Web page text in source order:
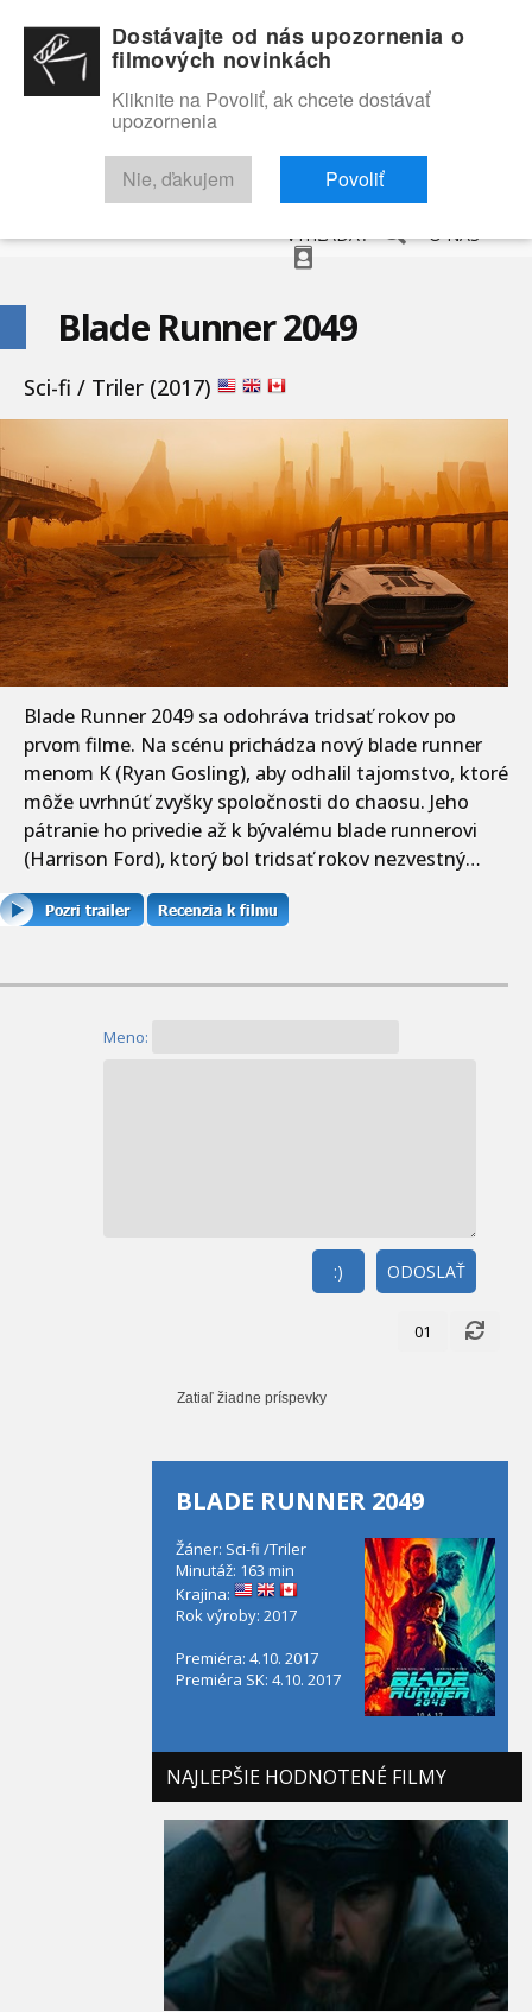
RECENZIE TRAILERY FILMOVÁ DATABÁZA
VYHĽADAŤ O NÁS
Blade Runner 2049
Sci-fi / Triler (2017)
Blade Runner 2049 sa odohráva tridsať rokov po
prvom filme. Na scénu prichádza nový blade runner
menom K (Ryan Gosling), aby odhalil tajomstvo, ktoré
môže uvrhnúť zvyšky spoločnosti do chaosu. Jeho
pátranie ho privedie až k bývalému blade runnerovi
(Harrison Ford), ktorý bol tridsať rokov nezvestný…
Meno:
ODOSLAŤ
:)
01
Zatiaľ žiadne príspevky
BLADE RUNNER 2049
Žáner: Sci-fi /Triler
Minutáž: 163 min
Krajina:
Rok výroby: 2017
Premiéra: 4.10. 2017
Premiéra SK: 4.10. 2017
NAJLEPŠIE HODNOTENÉ FILMY
Dostávajte od nás upozornenia o
filmových novinkách
Kliknite na Povoliť, ak chcete dostávať
upozornenia
Nie, ďakujem Povoliť